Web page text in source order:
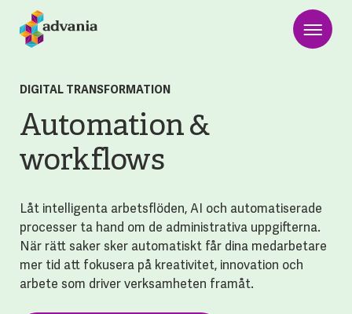
DIGITAL TRANSFORMATION
Automation &
workflows
Låt intelligenta arbetsflöden, AI och automatiserade
processer ta hand om de administrativa uppgifterna.
När rätt saker sker automatiskt får dina medarbetare
mer tid att fokusera på kreativitet, innovation och
arbete som driver verksamheten framåt.